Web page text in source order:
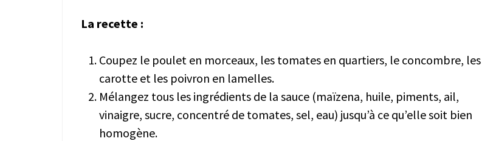
La recette :
Coupez le poulet en morceaux, les tomates en quartiers, le concombre, les
carotte et les poivron en lamelles.
Mélangez tous les ingrédients de la sauce (maïzena, huile, piments, ail,
vinaigre, sucre, concentré de tomates, sel, eau) jusqu’à ce qu’elle soit bien
homogène.